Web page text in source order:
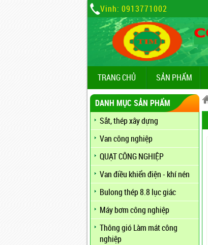
Vinh: 0913771002
TRANG CHỦ SẢN PHẨM
DANH MỤC SẢN PHẨM
Sắt, thép xây dựng
Van công nghiệp
QUẠT CÔNG NGHIỆP
Van điều khiển điện - khí nén
Bulong thép 8.8 lục giác
Máy bơm công nghiệp
Thông gió Làm mát công
nghiệp